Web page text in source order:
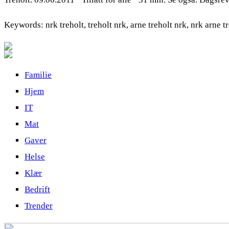
Keywords: nrk treholt, treholt nrk, arne treholt nrk, nrk arne
Familie
Hjem
IT
Mat
Gaver
Helse
Klær
Bedrift
Trender